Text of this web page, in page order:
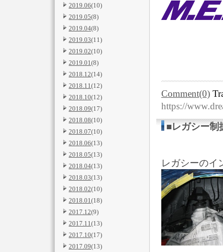
2019.06(10)
2019.05(8)
2019.04(8)
2019.03(11)
2019.02(10)
2019.01(8)
2018.12(14)
2018.11(12)
2018.10(12)
2018.09(17)
2018.08(10)
2018.07(10)
2018.06(13)
2018.05(13)
2018.04(13)
2018.03(13)
2018.02(10)
2018.01(18)
2017.12(9)
2017.11(13)
2017.10(17)
2017.09(13)
Comment(0)
https://
■レガシー制
レガシーのイ